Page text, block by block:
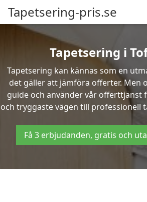
Tapetsering-pris.se
Tapetsering i
Tapetsering kan kännas som en
det gäller att jämföra offerter. Men
guide och använder vår offerttjänst
och tryggaste vägen till professionell
Få 3 erbjudanden, gratis och